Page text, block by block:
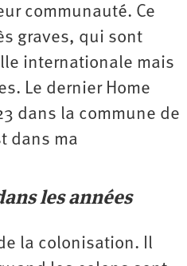
communauté. Ce
graves, qui sont
internationale mais
Le dernier Home
dans la commune de
dans ma
les années
la colonisation. Il